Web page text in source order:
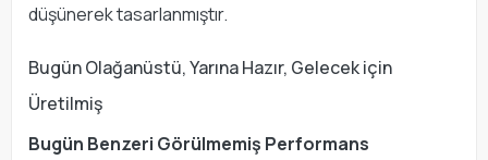
düşünerek tasarlanmıştır.
Bugün Olağanüstü, Yarına Hazır, Gelecek için
Üretilmiş
Bugün Benzeri Görülmemiş Performans